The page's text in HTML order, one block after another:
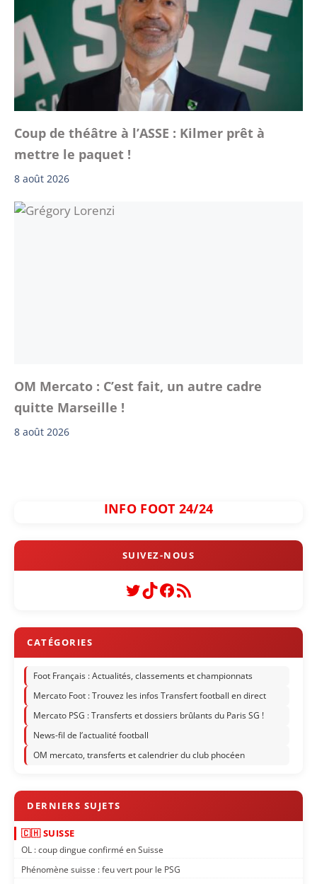
Coup de théâtre à l’ASSE : Kilmer prêt à
mettre le paquet !
8 août 2026
OM Mercato : C’est fait, un autre cadre
quitte Marseille !
8 août 2026
INFO FOOT 24/24
Twitter
TikTok
Facebook
Flux RSS
Foot Français : Actualités, classements et championnats
Mercato Foot : Trouvez les infos Transfert football en direct
Mercato PSG : Transferts et dossiers brûlants du Paris SG !
News-fil de l’actualité football
OM mercato, transferts et calendrier du club phocéen
🇨🇭 SUISSE
OL : coup dingue confirmé en Suisse
Phénomène suisse : feu vert pour le PSG